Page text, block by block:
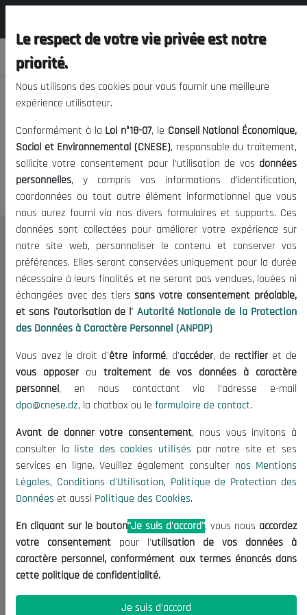
Nous vous prions de nous
excuser, mais l'accès à ce
contenu est restreint.
Le CNESE
A Propos
Le président
Organisation
Publications
Informations utiles
Appels d'offres et Consultations
Mentions Légales
Conditions d'Utilisation
Politique de Protection des Données
Politique des Cookies
Nous Contacter
(+213) 021 98 01 00|01|02
contact@cnese.dz
Suggestions ou Initiatives ?
Newsletter
dernières nouvelles.
Le respect de votre vie privée est notre
priorité.
Nous utilisons des cookies pour vous fournir une meilleure
expérience utilisateur.
Conformément à la Loi n°18-07, le Conseil National Économique,
Social et Environnemental (CNESE), responsable du traitement,
sollicite votre consentement pour l'utilisation de vos données
personnelles, y compris vos informations d'identification,
coordonnées ou tout autre élément informationnel que vous
nous aurez fourni via nos divers formulaires et supports. Ces
données sont collectées pour améliorer votre expérience sur
notre site web, personnaliser le contenu et conserver vos
préférences. Elles seront conservées uniquement pour la durée
nécessaire à leurs finalités et ne seront pas vendues, louées ni
échangées avec des tierssans votre consentement préalable,
et sans l'autorisation de l' Autorité Nationale de la Protection
des Données à Caractère Personnel (ANPDP)
Vous avez le droit d'être informé, d'accéder, de rectifieret de
vous opposerautraitement de vos données à caractère
personnel, en nous contactant via l'adresse e-mail
dpo@cnese.dz, la chatbox ou le formulaire de contact.
Avant de donner votre consentement, nous vous invitons à
consulter la liste des cookies utilisés par notre site et ses
services en ligne. Veuillez également consulter nos Mentions
Légales, Conditions d'Utilisation, Politique de Protection des
Données et aussi Politique des Cookies.
En cliquant sur le bouton"Je suis d'accord", vous nous accordez
votre consentement pour l'utilisation de vos données à
caractère personnel, conformément aux termes énoncés dans
cette politique de confidentialité.
Je suis d'accord